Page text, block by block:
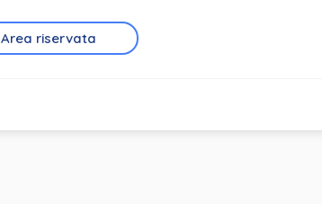
Area riservata